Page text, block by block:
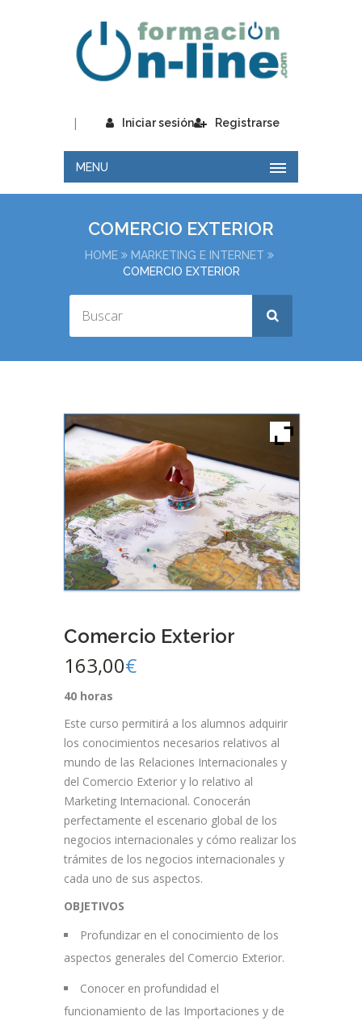
Iniciar sesión
| Registrarse
MENU
COMERCIO EXTERIOR
HOME
MARKETING E INTERNET
COMERCIO EXTERIOR
Comercio Exterior
163,00€
40 horas
Este curso permitirá a los alumnos adquirir
los conocimientos necesarios relativos al
mundo de las Relaciones Internacionales y
del Comercio Exterior y lo relativo al
Marketing Internacional. Conocerán
perfectamente el escenario global de los
negocios internacionales y cómo realizar los
trámites de los negocios internacionales y
cada uno de sus aspectos.
OBJETIVOS
Profundizar en el conocimiento de los
aspectos generales del Comercio Exterior.
Conocer en profundidad el
funcionamiento de las Importaciones y de